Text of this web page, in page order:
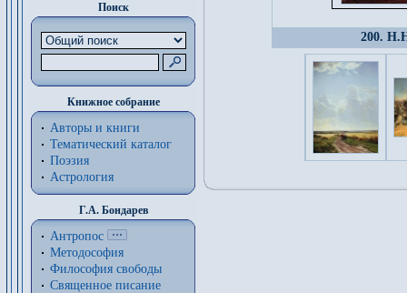
Поиск
Книжное собрание
Авторы и книги
Тематический каталог
Поэзия
Астрология
Г.А. Бондарев
Антропос
Методософия
Философия cвободы
Священное писание
200.